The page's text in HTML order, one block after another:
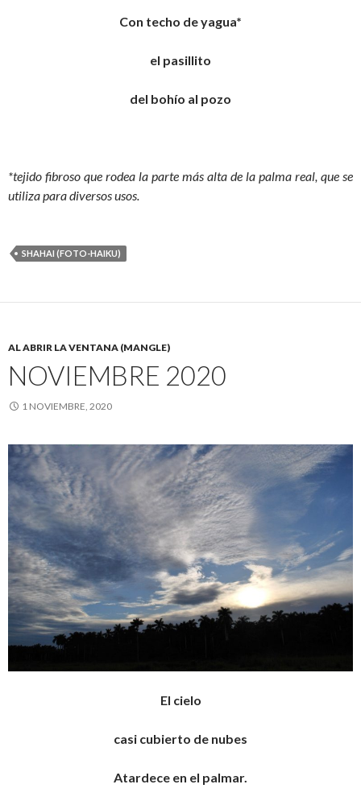
Con techo de yagua*
el pasillito
del bohío al pozo
*tejido fibroso que rodea la parte más alta de la palma real, que se
utiliza para diversos usos.
SHAHAI (FOTO-HAIKU)
AL ABRIR LA VENTANA (MANGLE)
NOVIEMBRE 2020
1 NOVIEMBRE, 2020
El cielo
casi cubierto de nubes
Atardece en el palmar.